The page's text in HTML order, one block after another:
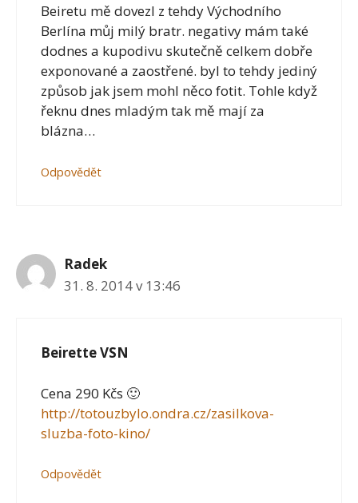
Beiretu mě dovezl z tehdy Východního
Berlína můj milý bratr. negativy mám také
dodnes a kupodivu skutečně celkem dobře
exponované a zaostřené. byl to tehdy jediný
způsob jak jsem mohl něco fotit. Tohle když
řeknu dnes mladým tak mě mají za
blázna…
Odpovědět
Radek
31. 8. 2014 v 13:46
Beirette VSN
Cena 290 Kčs 🙂
http://totouzbylo.ondra.cz/zasilkova-
sluzba-foto-kino/
Odpovědět